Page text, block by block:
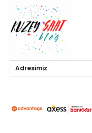
Adresimiz